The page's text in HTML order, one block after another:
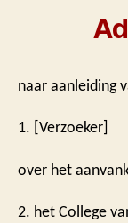
naar aanleiding
1. [Verzoeker]
over het
2. het College